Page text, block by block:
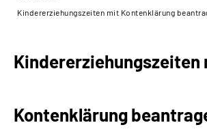
Reha
Experten
Kindererziehungszeiten mit Kontenklärung
Kindererziehungszeiten
Kontenklärung